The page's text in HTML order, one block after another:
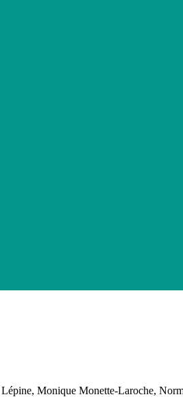
Monique Monette-Laroche,